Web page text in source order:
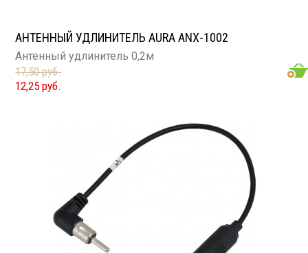
АНТЕННЫЙ УДЛИНИТЕЛЬ AURA ANX-1002
Антенный удлинитель 0,2м
17,50 руб.
12,25 руб.